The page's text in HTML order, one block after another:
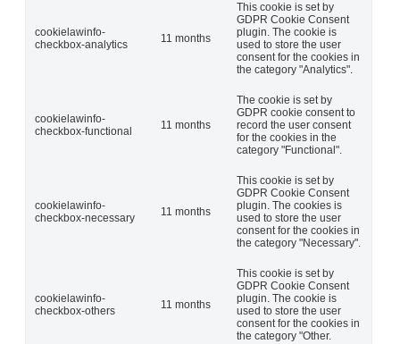
cookielawinfo-
checkbox-analytics
11 months
This cookie is set by
GDPR Cookie Consent
plugin. The cookie is
used to store the user
consent for the cookies in
the category "Analytics".
cookielawinfo-
checkbox-functional
11 months
The cookie is set by
GDPR cookie consent to
record the user consent
for the cookies in the
category "Functional".
cookielawinfo-
checkbox-necessary
11 months
This cookie is set by
GDPR Cookie Consent
plugin. The cookies is
used to store the user
consent for the cookies in
the category "Necessary".
cookielawinfo-
checkbox-others
11 months
This cookie is set by
GDPR Cookie Consent
plugin. The cookie is
used to store the user
consent for the cookies in
the category "Other.